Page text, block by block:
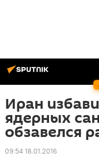
Иран
ядерных
обзавелся
09:54 18.01.2016